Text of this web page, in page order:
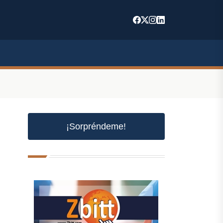
¡Sorpréndeme!